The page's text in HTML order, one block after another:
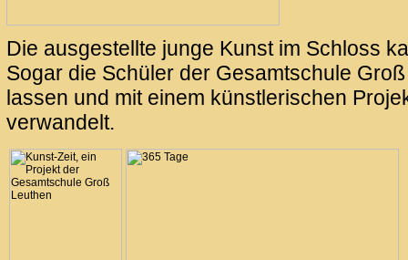
Die ausgestellte junge Kunst im Schloss
Sogar die Schüler der Gesamtschule
lassen und mit einem künstlerischen
verwandelt.